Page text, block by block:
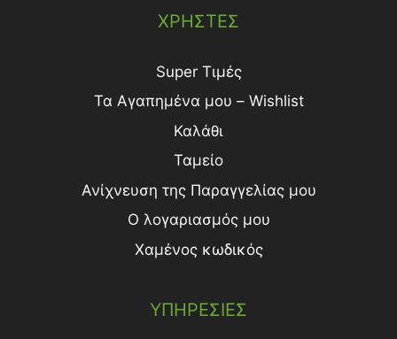
ΧΡΗΣΤΕΣ
Super Τιμές
Τα Αγαπημένα μου – Wishlist
Καλάθι
Ταμείο
Ανίχνευση της Παραγγελίας μου
Ο λογαριασμός μου
Χαμένος κωδικός
ΥΠΗΡΕΣΙΕΣ